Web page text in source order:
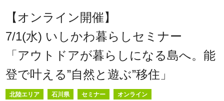
【オンライン開催】
7/1(水) いしかわ暮らしセミナー
「アウトドアが暮らしになる島へ。能
登で叶える”自然と遊ぶ”移住」
北陸エリア 石川県 セミナー オンライン